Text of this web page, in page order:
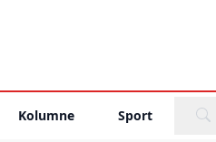
Kolumne Sport